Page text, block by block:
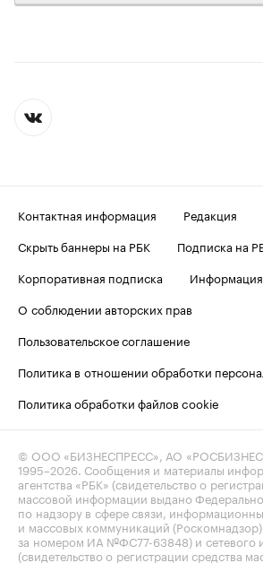
Контактная информация
Редакция
Скрыть баннеры на РБК
Подписка на
Корпоративная подписка
О соблюдении авторских прав
Пользовательское соглашение
Политика в отношении обработки
Политика обработки файлов cookie
© ООО «БИЗНЕСПРЕСС», АО
1995–2026 . Сообщения и материалы
агентства «РБК» (свидетельство о
массовой информации выдано
по надзору в сфере связи,
и массовых коммуникаций (Роскомнадзор)
за номером ИА №ФС77-63848) и сетевого
(свидетельство о регистрации средства